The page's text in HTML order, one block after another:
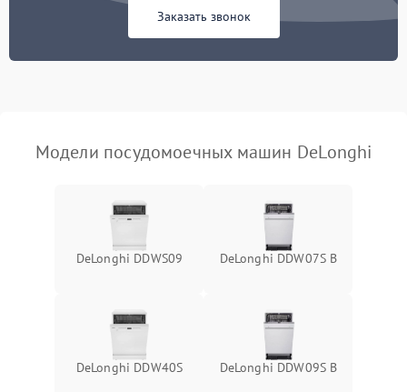
Заказать звонок
Модели посудомоечных машин DeLonghi
DeLonghi DDWS09 DeLonghi DDW07S B
DeLonghi DDW40S DeLonghi DDW09S B